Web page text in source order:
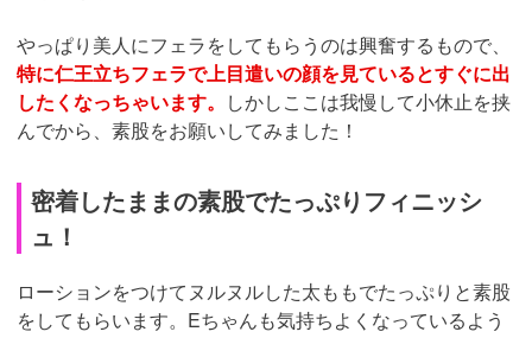
美女の体を蹂躙するように攻めまくる筆者
Eちゃんがベッドに来るなり押し倒すようにしてディープ
キスをしていきました。早くこの美人を堪能したくてたま
て、おまけに筆者の股間をサワサワと刺激してくれます。
さらに服を脱がすとピンク色の下着がとても可愛らしく
て、余計に興奮が強くなってしまいます。そしてEちゃん
のブラジャーを外しておっぱいに吸い付くと、可愛い声で